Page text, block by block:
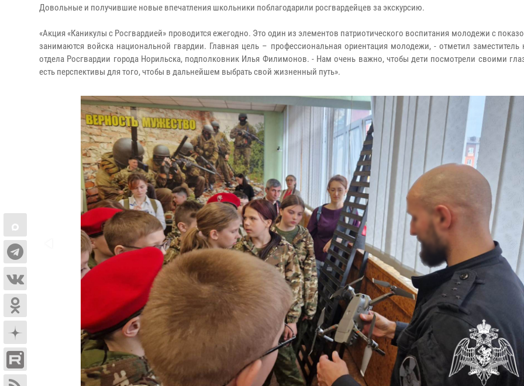
Довольные и получившие новые впечатления школьники поблагодарили росгвардейцев за экскурсию.
«Акция «Каникулы с Росгвардией» проводится ежегодно. Это один из элементов патриотического воспитания молодежи с
занимаются войска национальной гвардии. Главная цель – профессиональная ориентация молодежи, - отметил заместитель
отдела Росгвардии города Норильска, подполковник Илья Филимонов. - Нам очень важно, чтобы дети посмотрели своими
есть перспективы для того, чтобы в дальнейшем выбрать свой жизненный путь».